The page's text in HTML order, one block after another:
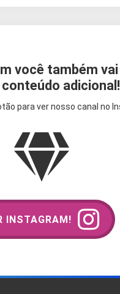
você também
adicional!
para ver nosso canal no
INSTAGRAM!